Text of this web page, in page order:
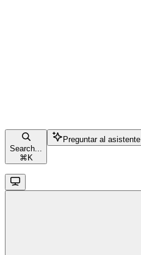
Search...
⌘ K
Preguntar al asistente